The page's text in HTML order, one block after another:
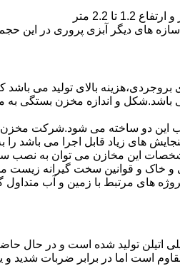
های دیگر آبزی پروری در این حجم
بالای تولید می باشد
باشد.شکل و اندازه مخزن
این دو ساخته می شود.شرکت
های زیاد قابل اجرا می باشد
مخازن می توان به نصب سریع
و خاک و قوانین سخت گیرانه
های مرتبط با زمین و آب متداول
اتیلن تولید شده است و در حال
است اما در برابر ضربات شدید